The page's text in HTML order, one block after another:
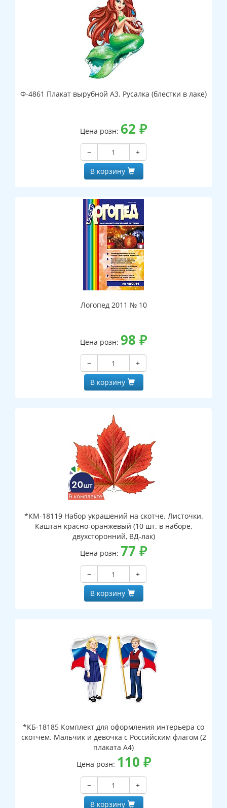
Ф-4861 Плакат вырубной А3. Русалка (блестки в лаке)
Цена розн: 62 ₽
−
+
В корзину
Логопед 2011 № 10
Цена розн: 98 ₽
−
+
В корзину
*КМ-18119 Набор украшений на скотче. Листочки.
Каштан красно-оранжевый (10 шт. в наборе,
двухсторонний, ВД-лак)
Цена розн: 77 ₽
−
+
В корзину
*КБ-18185 Комплект для оформления интерьера со
скотчем. Мальчик и девочка с Российским флагом (2
плаката А4)
Цена розн: 110 ₽
−
+
В корзину